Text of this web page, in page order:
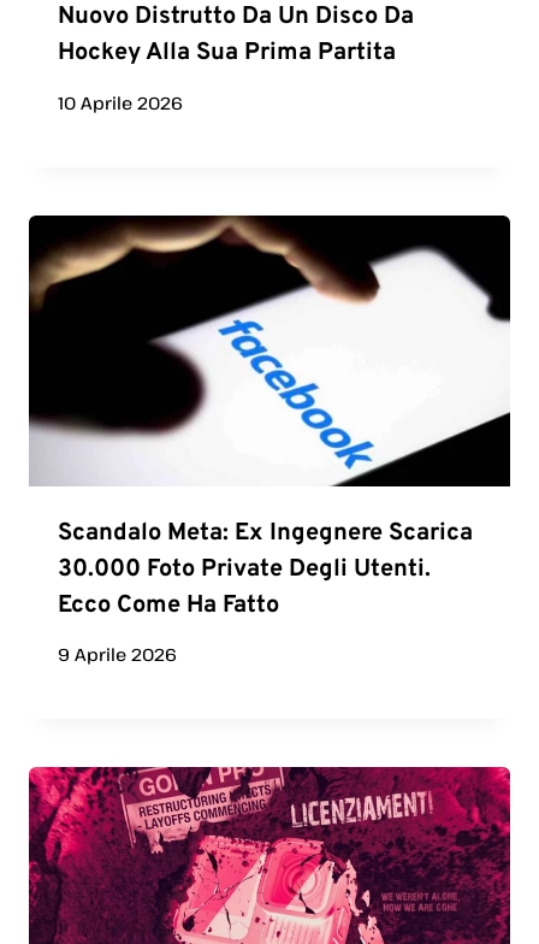
Nuovo Distrutto Da Un Disco Da
Hockey Alla Sua Prima Partita
10 Aprile 2026
Scandalo Meta: Ex Ingegnere Scarica
30.000 Foto Private Degli Utenti.
Ecco Come Ha Fatto
9 Aprile 2026